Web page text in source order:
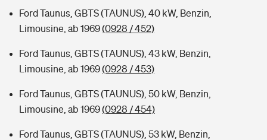
Ford Taunus, GBTS (TAUNUS), 40 kW, Benzin,
Limousine, ab 1969(0928 / 452)
Ford Taunus, GBTS (TAUNUS), 43 kW, Benzin,
Limousine, ab 1969(0928 / 453)
Ford Taunus, GBTS (TAUNUS), 50 kW, Benzin,
Limousine, ab 1969(0928 / 454)
Ford Taunus, GBTS (TAUNUS), 53 kW, Benzin,